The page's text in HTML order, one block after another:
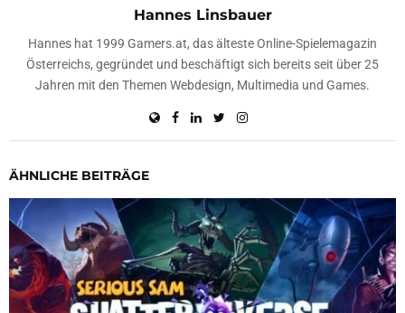
Hannes Linsbauer
Hannes hat 1999 Gamers.at, das älteste Online-Spielemagazin
Österreichs, gegründet und beschäftigt sich bereits seit über 25
Jahren mit den Themen Webdesign, Multimedia und Games.
ÄHNLICHE BEITRÄGE